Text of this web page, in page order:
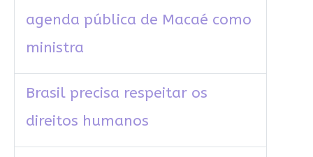
agenda pública de Macaé como
ministra
Brasil precisa respeitar os
direitos humanos